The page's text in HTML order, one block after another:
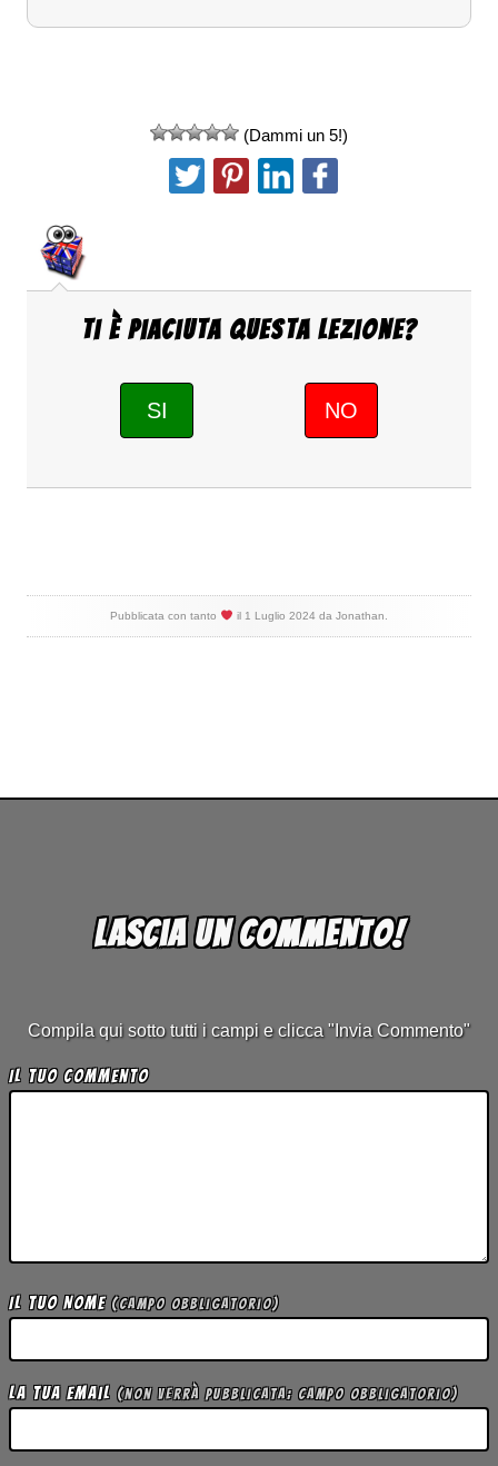
(Dammi un 5!)
Ti è piaciuta questa Lezione?
SI NO
Pubblicata con tanto il 1 Luglio 2024 da Jonathan
Lascia un commento!
Compila qui sotto tutti i campi e clicca "Invia Commento"
Il tuo Commento
Il tuo Nome (campo obbligatorio)
La tua Email (non verrà pubblicata; campo obbligatorio)